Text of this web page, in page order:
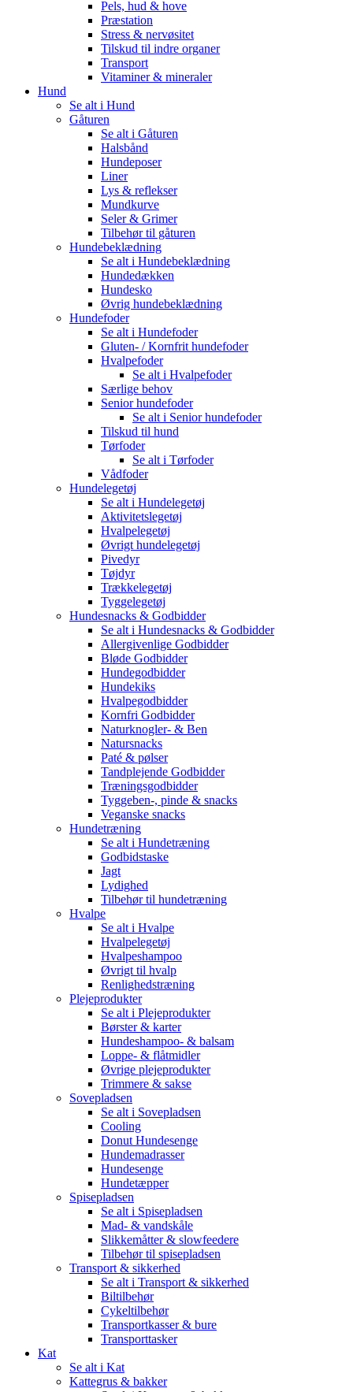
Pels, hud & hove
Præstation
Stress & nervøsitet
Tilskud til indre organer
Transport
Vitaminer & mineraler
Hund
Se alt i Hund
Gåturen
Se alt i Gåturen
Halsbånd
Hundeposer
Liner
Lys & reflekser
Mundkurve
Seler & Grimer
Tilbehør til gåturen
Hundebeklædning
Se alt i Hundebeklædning
Hundedækken
Hundesko
Øvrig hundebeklædning
Hundefoder
Se alt i Hundefoder
Gluten- / Kornfrit hundefoder
Hvalpefoder
Se alt i Hvalpefoder
Særlige behov
Senior hundefoder
Se alt i Senior hundefoder
Tilskud til hund
Tørfoder
Se alt i Tørfoder
Vådfoder
Hundelegetøj
Se alt i Hundelegetøj
Aktivitetslegetøj
Hvalpelegetøj
Øvrigt hundelegetøj
Pivedyr
Tøjdyr
Trækkelegetøj
Tyggelegetøj
Hundesnacks & Godbidder
Se alt i Hundesnacks & Godbidder
Allergivenlige Godbidder
Bløde Godbidder
Hundegodbidder
Hundekiks
Hvalpegodbidder
Kornfri Godbidder
Naturknogler- & Ben
Natursnacks
Paté & pølser
Tandplejende Godbidder
Træningsgodbidder
Tyggeben-, pinde & snacks
Veganske snacks
Hundetræning
Se alt i Hundetræning
Godbidstaske
Jagt
Lydighed
Tilbehør til hundetræning
Hvalpe
Se alt i Hvalpe
Hvalpelegetøj
Hvalpeshampoo
Øvrigt til hvalp
Renlighedstræning
Plejeprodukter
Se alt i Plejeprodukter
Børster & karter
Hundeshampoo- & balsam
Loppe- & flåtmidler
Øvrige plejeprodukter
Trimmere & sakse
Sovepladsen
Se alt i Sovepladsen
Cooling
Donut Hundesenge
Hundemadrasser
Hundesenge
Hundetæpper
Spisepladsen
Se alt i Spisepladsen
Mad- & vandskåle
Slikkemåtter & slowfeedere
Tilbehør til spisepladsen
Transport & sikkerhed
Se alt i Transport & sikkerhed
Biltilbehør
Cykeltilbehør
Transportkasser & bure
Transporttasker
Kat
Se alt i Kat
Kattegrus & bakker